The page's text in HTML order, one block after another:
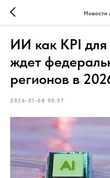
Новости
ИИ как KPI для
ждет
регионов в
2026-01-08 00:57